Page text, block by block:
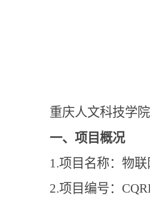
重庆人文科技学
一、项目概况
1.项目名称：物
2.项目编号：